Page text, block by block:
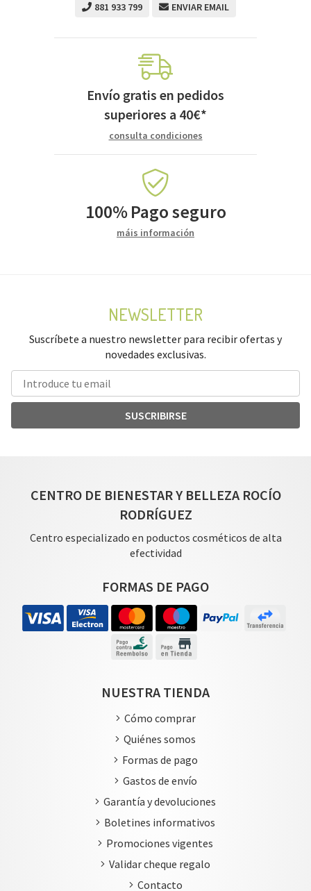
881 933 799 ENVIAR EMAIL
Envío gratis en pedidos
superiores a 40€*
consulta condiciones
100%Pago seguro
máis información
NEWSLETTER
Suscríbete a nuestro newsletter para recibir ofertas y
novedades exclusivas.
SUSCRIBIRSE
CENTRO DE BIENESTAR Y BELLEZA ROCÍO
RODRÍGUEZ
Centro especializado en poductos cosméticos de alta
efectividad
FORMAS DE PAGO
NUESTRA TIENDA
Cómo comprar
Quiénes somos
Formas de pago
Gastos de envío
Garantía y devoluciones
Boletines informativos
Promociones vigentes
Validar cheque regalo
Contacto